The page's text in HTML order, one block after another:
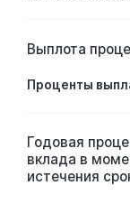
Выплота
Проценты
Годовая
вклада в
истечения